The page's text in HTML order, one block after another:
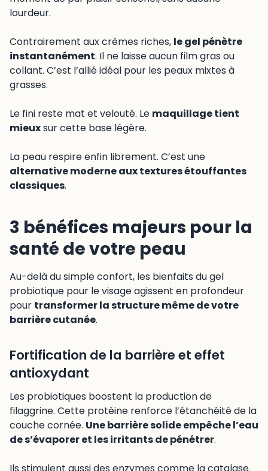
lourdeur.
Contrairement aux crèmes riches, le gel pénètre
instantanément. Il ne laisse aucun film gras ou
collant. C’est l’allié idéal pour les peaux mixtes à
grasses.
Le fini reste mat et velouté. Le maquillage tient
mieuxsur cette base légère.
La peau respire enfin librement. C’est une
alternative moderne aux textures étouffantes
classiques.
3 bénéfices majeurs pour la
santé de votre peau
Au-delà du simple confort, les bienfaits du gel
probiotique pour le visage agissent en profondeur
pour transformer la structure même de votre
barrière cutanée.
Fortification de la barrière et effet
antioxydant
Les probiotiques boostent la production de
filaggrine. Cette protéine renforce l’étanchéité de la
couche cornée. Une barrière solide empêche l’eau
de s’évaporer et les irritants de pénétrer.
Ils stimulent aussi des enzymes comme la catalase.